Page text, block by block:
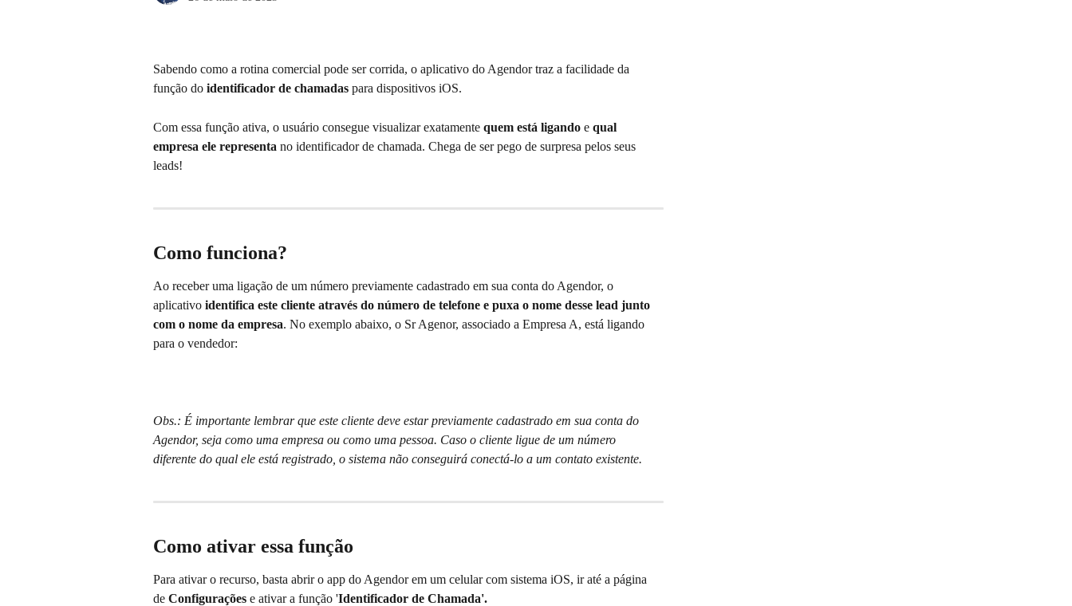
Sabendo como a rotina comercial pode ser corrida, o aplicativo do Agendor traz a facilidade da
função do identificador de chamadas para dispositivos iOS.
Com essa função ativa, o usuário consegue visualizar exatamente quem está ligando e qual
empresa ele representa no identificador de chamada. Chega de ser pego de surpresa pelos seus
leads!
Como funciona?
Ao receber uma ligação de um número previamente cadastrado em sua conta do Agendor, o
aplicativo identifica este cliente através do número de telefone e puxa o nome desse lead junto
com o nome da empresa. No exemplo abaixo, o Sr Agenor, associado a Empresa A, está ligando
para o vendedor:
Obs.: É importante lembrar que este cliente deve estar previamente cadastrado em sua conta do
Agendor, seja como uma empresa ou como uma pessoa. Caso o cliente ligue de um número
diferente do qual ele está registrado, o sistema não conseguirá conectá-lo a um contato existente.
Como ativar essa função
Para ativar o recurso, basta abrir o app do Agendor em um celular com sistema iOS, ir até a página
de Configurações e ativar a função 'Identificador de Chamada'.